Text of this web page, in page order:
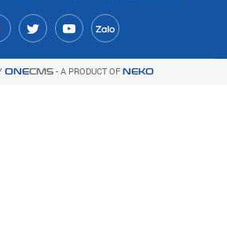
ONECMS- A PRODUCT OF NEKO